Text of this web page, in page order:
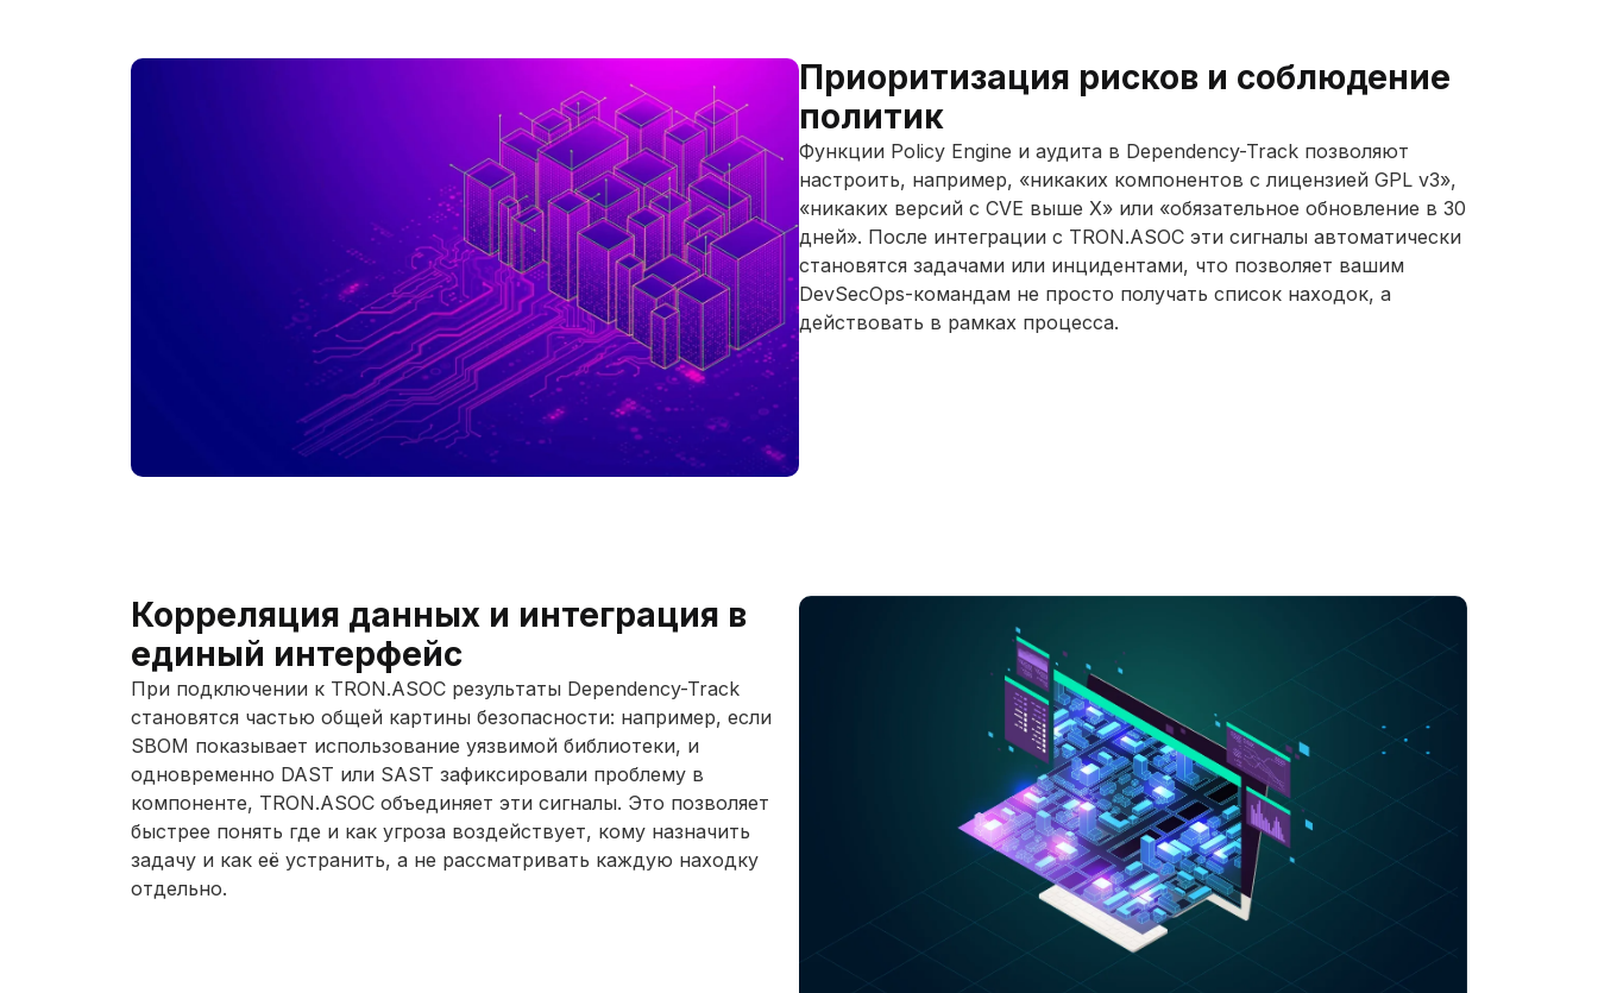
Приоритизация рисков и соблюдение
политик
Функции Policy Engine и аудита в Dependency-Track позволяют
настроить, например, «никаких компонентов с лицензией GPL v3»,
«никаких версий с CVE выше X» или «обязательное обновление в 30
дней». После интеграции с TRON.ASOC эти сигналы автоматически
становятся задачами или инцидентами, что позволяет вашим
DevSecOps-командам не просто получать список находок, а
действовать в рамках процесса.
Корреляция данных и интеграция в
единый интерфейс
При подключении к TRON.ASOC результаты Dependency-Track
становятся частью общей картины безопасности: например, если
SBOM показывает использование уязвимой библиотеки, и
одновременно DAST или SAST зафиксировали проблему в
компоненте, TRON.ASOC объединяет эти сигналы. Это позволяет
быстрее понять где и как угроза воздействует, кому назначить
задачу и как её устранить, а не рассматривать каждую находку
отдельно.